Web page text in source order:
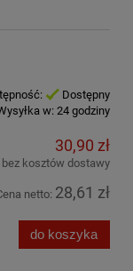
Dostępny
w: 24 godziny
30,90 zł
bez kosztów dostawy
netto: 28,61 zł
do koszyka